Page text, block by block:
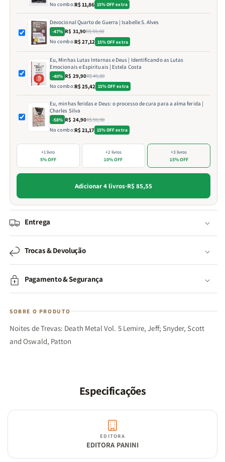
No combo:R$ 11,86 15% OFF extra
Devocional Quarto de Guerra | Isabelle S. Alves
-47% R$ 31,90R$ 59,90
No combo:R$ 27,12 15% OFF extra
Eu, Minhas Lutas Internas e Deus | Identificando as Lutas
Emocionais e Espirituais | Estela Costa
-40% R$ 29,90R$ 49,80
No combo:R$ 25,42 15% OFF extra
Eu, minhas feridas e Deus: o processo de cura para a alma ferida |
Charles Silva
-58% R$ 24,90R$ 59,90
No combo:R$ 21,17 15% OFF extra
+1 livro
5% OFF
+2 livros
10% OFF
+3 livros
15% OFF
Adicionar 4 livros·R$ 85,55
Entrega
Trocas & Devolução
Pagamento & Segurança
SOBRE O PRODUTO
Noites de Trevas: Death Metal Vol. 5 Lemire, Jeff; Snyder, Scott
and Oswald, Patton
Especificações
EDITORA
EDITORA PANINI